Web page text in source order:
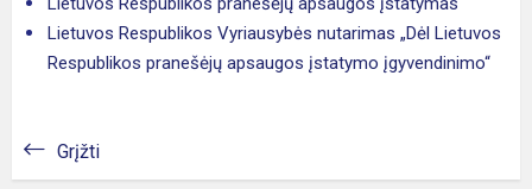
Lietuvos Respublikos Vyriausybės nutarimas „Dėl Lietuvos
Respublikos pranešėjų apsaugos įstatymo įgyvendinimo“
Grįžti